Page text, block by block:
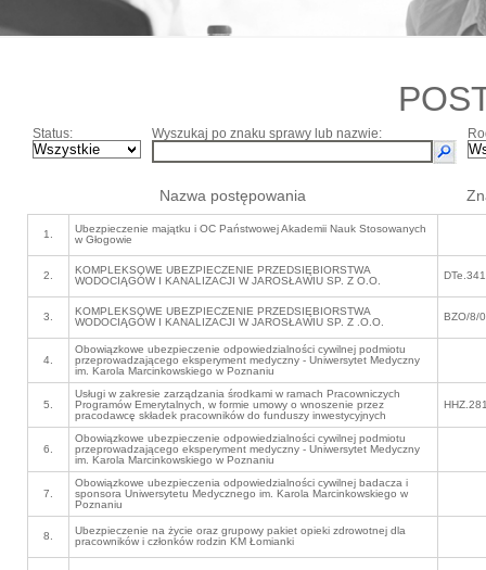
Status: Wyszukaj po znaku sprawy lub nazwie:
Nazwa postępowania
1.
Ubezpieczenie majątku i OC Państwowej Akademii Nauk Stosowanych
w Głogowie
2.
KOMPLEKSOWE UBEZPIECZENIE PRZEDSIĘBIORSTWA
WODOCIĄGÓW I KANALIZACJI W JAROSŁAWIU SP. Z O.O.
3.
KOMPLEKSOWE UBEZPIECZENIE PRZEDSIĘBIORSTWA
WODOCIĄGÓW I KANALIZACJI W JAROSŁAWIU SP. Z .O.O.
BZO/8/
4.
Obowiązkowe ubezpieczenie odpowiedzialności cywilnej podmiotu
przeprowadzającego eksperyment medyczny - Uniwersytet Medyczny
im. Karola Marcinkowskiego w Poznaniu
5.
Usługi w zakresie zarządzania środkami w ramach Pracowniczych
Programów Emerytalnych, w formie umowy o wnoszenie przez
pracodawcę składek pracowników do funduszy inwestycyjnych
6.
Obowiązkowe ubezpieczenie odpowiedzialności cywilnej podmiotu
przeprowadzającego eksperyment medyczny - Uniwersytet Medyczny
im. Karola Marcinkowskiego w Poznaniu
7.
Obowiązkowe ubezpieczenia odpowiedzialności cywilnej badacza i
sponsora Uniwersytetu Medycznego im. Karola Marcinkowskiego w
Poznaniu
8.
Ubezpieczenie na życie oraz grupowy pakiet opieki zdrowotnej dla
pracowników i członków rodzin KM Łomianki